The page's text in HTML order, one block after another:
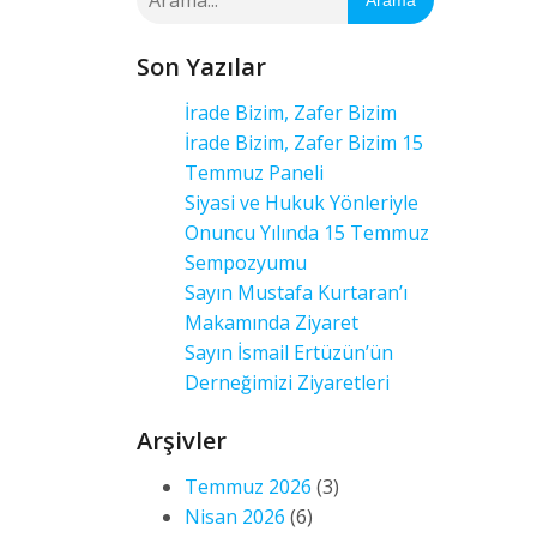
Son Yazılar
İrade Bizim, Zafer Bizim
İrade Bizim, Zafer Bizim 15
Temmuz Paneli
Siyasi ve Hukuk Yönleriyle
Onuncu Yılında 15 Temmuz
Sempozyumu
Sayın Mustafa Kurtaran’ı
Makamında Ziyaret
Sayın İsmail Ertüzün’ün
Derneğimizi Ziyaretleri
Arşivler
Temmuz 2026 (3)
Nisan 2026 (6)